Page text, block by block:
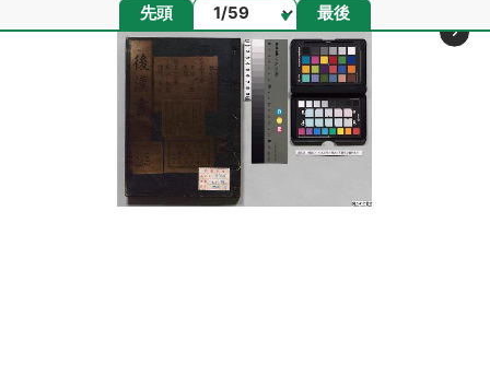
先頭 ページ 最後